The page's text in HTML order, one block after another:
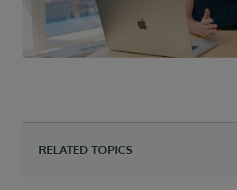
RELATED TOPICS